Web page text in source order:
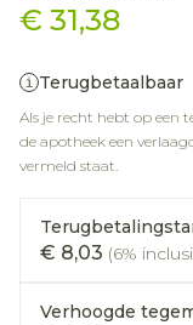
€ 31,38
Terugbetaalbaar
Als je recht hebt op een
de apotheek een
vermeld staat.
€ 8,03 (6%
Verhoogde